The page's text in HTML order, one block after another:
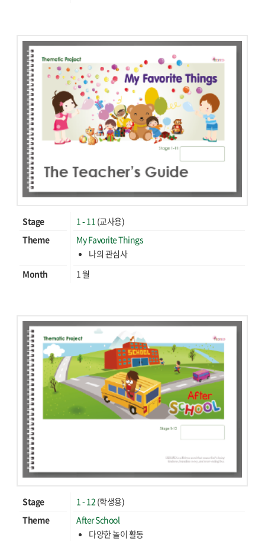
Stage 1 - 11 (교사용)
Theme
My Favorite Things
나의 관심사
Month
1 월
Stage 1 - 12 (학생용)
Theme
After School
다양한 놀이 활동